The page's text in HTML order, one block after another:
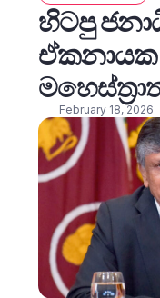
හිටපු
February 18, 2026